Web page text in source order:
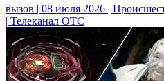
вызов | 08 июля 2026 |
| Телеканал ОТС